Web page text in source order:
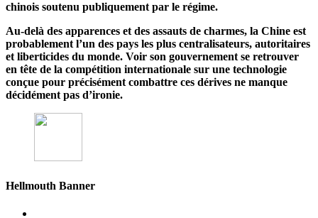
chinois soutenu publiquement par le régime.
Au-delà des apparences et des assauts de charmes, la Chine est
probablement l’un des pays les plus centralisateurs, autoritaires
et liberticides du monde. Voir son gouvernement se retrouver
en tête de la compétition internationale sur une technologie
conçue pour précisément combattre ces dérives ne manque
décidément pas d’ironie.
Hellmouth Banner